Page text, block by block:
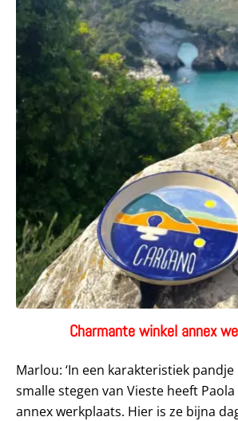
Charmante winkel annex
Marlou: ‘In een karakteristiek
smalle stegen van Vieste heeft
annex werkplaats. Hier is ze bijna